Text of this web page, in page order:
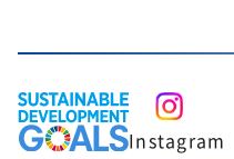
Instagram